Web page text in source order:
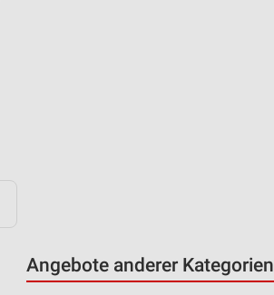
Angebote anderer Kategorien